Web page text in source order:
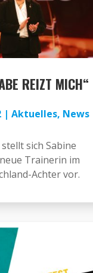
REIZT MICH“
| Aktuelles, News
sich Sabine
Trainerin im
Achter vor.